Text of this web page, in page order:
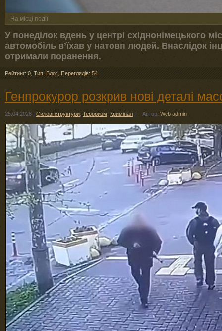
На місці події
У понеділок вдень у центрі східнонімецького
автомобіль в’їхав у натовп людей. Внаслідок
отримали поранення.
Рейтинг: 0 Тип: Блоґ Переглядів: 54
Генпрокурор розкрив нові деталі
25.04.2026 | Силові структури Тероризм Кримінал | Автор: Web admin